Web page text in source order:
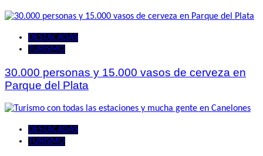
DESTACADAS
TURISMO
30.000 personas y 15.000 vasos de cerveza en
Parque del Plata
DESTACADAS
TURISMO